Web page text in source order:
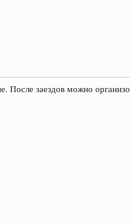
заездов можно